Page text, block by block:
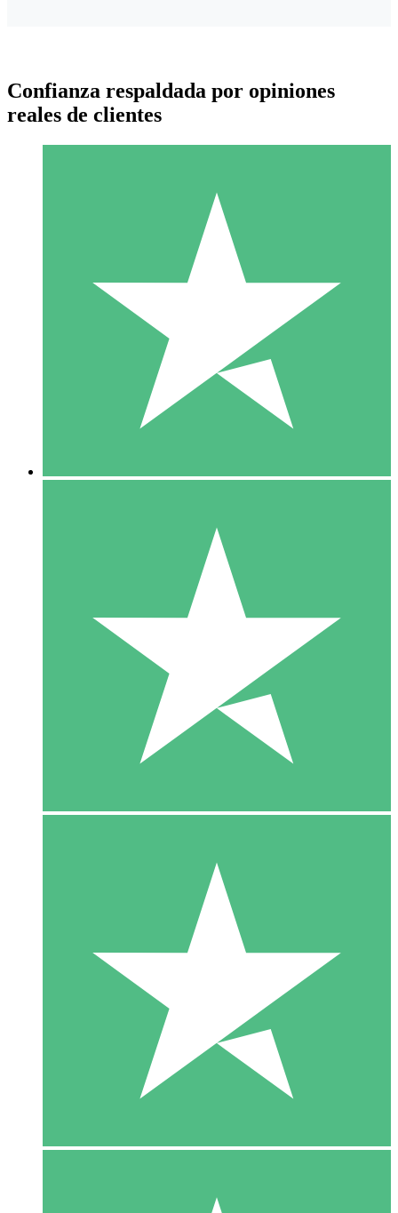
Paquetes de Créditos Individuales
Paga según el uso con créditos de descarga. Sin compromiso
10 00
10 Descargas
20 00
Confianza respaldada por opiniones
reales de clientes